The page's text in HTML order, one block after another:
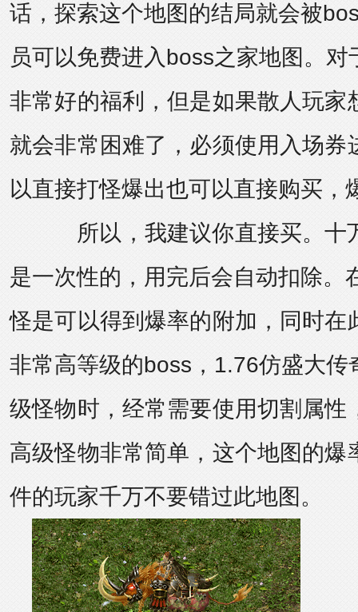
话，探索这个地图的结局就会被
员可以免费进入boss之家地图。
非常好的福利，但是如果散人玩家
就会非常困难了，必须使用入场券
以直接打怪爆出也可以直接购买，
所以，我建议你直接买。十
是一次性的，用完后会自动扣除。
怪是可以得到爆率的附加，同时在
非常高等级的boss， 1.76仿盛大传
级怪物时，经常需要使用切割属性
高级怪物非常简单，这个地图的爆
件的玩家千万不要错过此地图。